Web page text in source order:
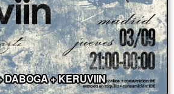
DABOGA + KERUVIIN